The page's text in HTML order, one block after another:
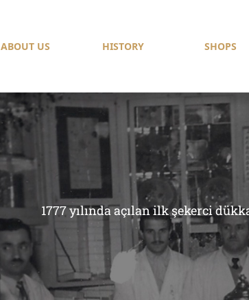
ABOUT US HISTORY SHOPS
1777 yılında açılan ilk şekerci